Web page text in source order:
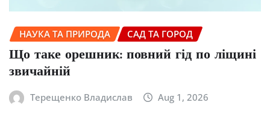
НАУКА ТА ПРИРОДА САД ТА ГОРОД
Що таке орешник: повний гід по ліщині
звичайній
Терещенко Владислав Aug 1, 2026